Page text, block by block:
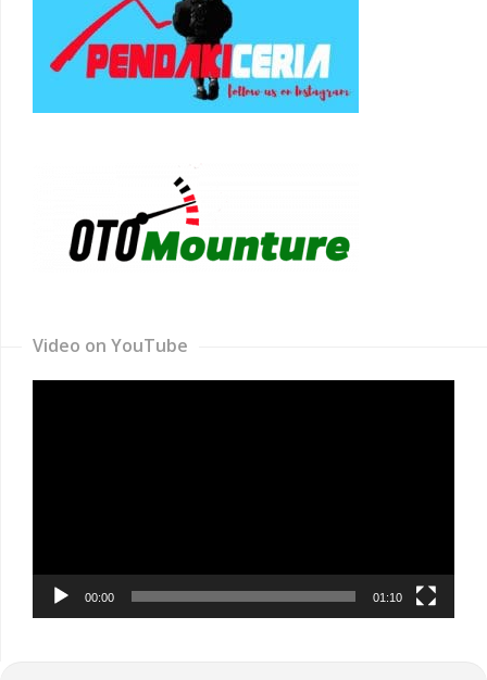
Video on YouTube
00:00 01:10